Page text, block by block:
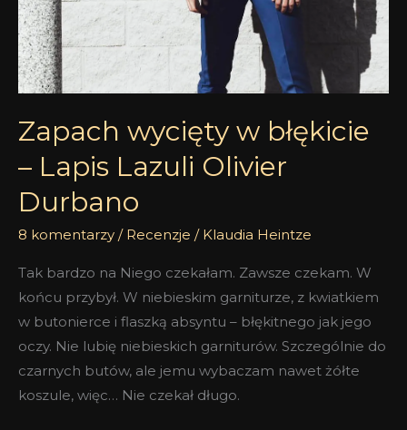
Zapach wycięty w błękicie
– Lapis Lazuli Olivier
Durbano
8 komentarzy / Recenzje / Klaudia Heintze
Tak bardzo na Niego czekałam. Zawsze czekam. W
końcu przybył. W niebieskim garniturze, z kwiatkiem
w butonierce i flaszką absyntu – błękitnego jak jego
oczy. Nie lubię niebieskich garniturów. Szczególnie do
czarnych butów, ale jemu wybaczam nawet żółte
koszule, więc… Nie czekał długo.